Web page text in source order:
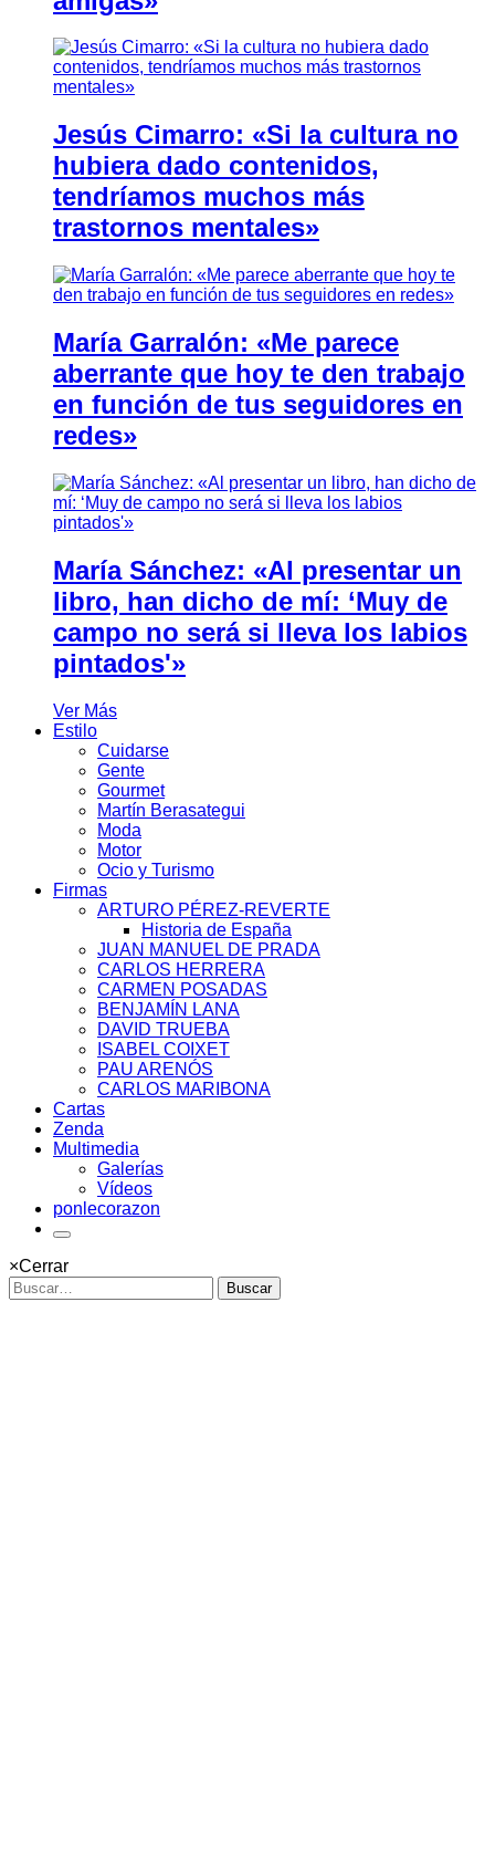
Jesús Cimarro: «Si la cultura no
hubiera dado contenidos,
tendríamos muchos más
trastornos mentales»
María Garralón: «Me parece
aberrante que hoy te den trabajo
en función de tus seguidores en
redes»
María Sánchez: «Al presentar un
libro, han dicho de mí: ‘Muy de
campo no será si lleva los labios
pintados'»
Ver Más
Estilo
Cuidarse
Gente
Gourmet
Martín Berasategui
Moda
Motor
Ocio y Turismo
Firmas
ARTURO PÉREZ-REVERTE
Historia de España
JUAN MANUEL DE PRADA
CARLOS HERRERA
CARMEN POSADAS
BENJAMÍN LANA
DAVID TRUEBA
ISABEL COIXET
PAU ARENÓS
CARLOS MARIBONA
Cartas
Zenda
Multimedia
Galerías
Vídeos
ponlecorazon
×Cerrar
Buscar